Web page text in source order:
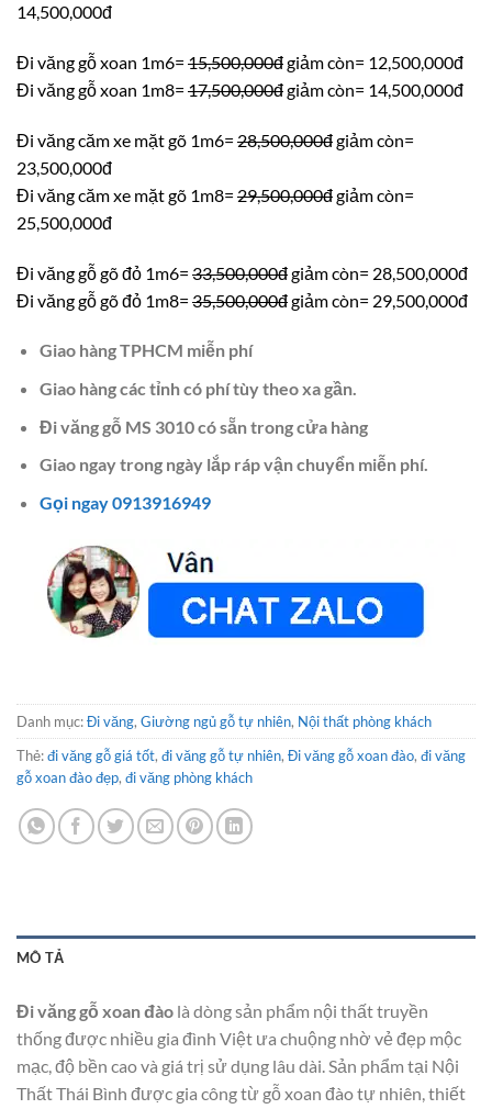
14,500,000đ
Đi văng gỗ xoan 1m6= 15,500,000đgiảm còn= 12,500,000đ
Đi văng gỗ xoan 1m8= 17,500,000đgiảm còn= 14,500,000đ
Đi văng căm xe mặt gõ 1m6= 28,500,000đgiảm còn=
23,500,000đ
Đi văng căm xe mặt gõ 1m8= 29,500,000đgiảm còn=
25,500,000đ
Đi văng gỗ gõ đỏ 1m6= 33,500,000đgiảm còn= 28,500,000đ
Đi văng gỗ gõ đỏ 1m8= 35,500,000đgiảm còn= 29,500,000đ
Giao hàng TPHCM miễn phí
Giao hàng các tỉnh có phí tùy theo xa gần.
Đi văng gỗ MS 3010 có sẵn trong cửa hàng
Giao ngay trong ngày lắp ráp vận chuyển miễn phí.
Gọi ngay 0913916949
Danh mục:Đi văng, Giường ngủ gỗ tự nhiên, Nội thất phòng khách
Thẻ:đi văng gỗ giá tốt, đi văng gỗ tự nhiên, Đi văng gỗ xoan đào, đi văng
gỗ xoan đào đẹp, đi văng phòng khách
MÔ TẢ
Đi văng gỗ xoan đào là dòng sản phẩm nội thất truyền
thống được nhiều gia đình Việt ưa chuộng nhờ vẻ đẹp mộc
mạc, độ bền cao và giá trị sử dụng lâu dài. Sản phẩm tại Nội
Thất Thái Bình được gia công từ gỗ xoan đào tự nhiên, thiết